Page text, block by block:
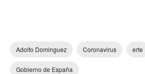
Adolfo Dominguez Coronavirus erte
Gobierno de España